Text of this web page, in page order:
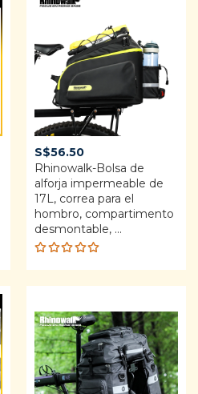
S$56.50
Rhinowalk-Bolsa de
alforja impermeable de
17L, correa para el
hombro, compartimento
desmontable, ...
Rated
5.00out